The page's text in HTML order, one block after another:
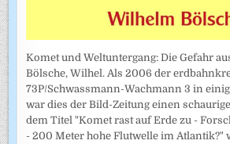
Komet und Weltuntergang: Die Gefahr
Bölsche, Wilhel. Als 2006 der
73P/Schwassmann-Wachmann 3 in
war dies der Bild-Zeitung einen
dem Titel "Komet rast auf Erde zu -
- 200 Meter hohe Flutwelle im Atlantik?"